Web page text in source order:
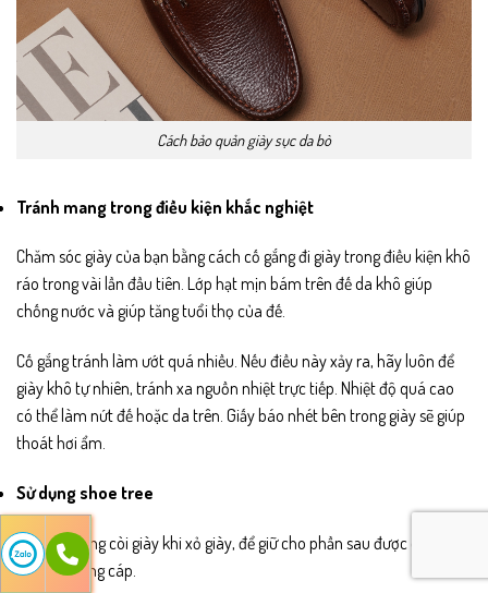
Cách bảo quản giày sục da bò
Tránh mang trong điều kiện khắc nghiệt
Chăm sóc giày của bạn bằng cách cố gắng đi giày trong điều kiện khô
ráo trong vài lần đầu tiên. Lớp hạt mịn bám trên đế da khô giúp
chống nước và giúp tăng tuổi thọ của đế.
Cố gắng tránh làm ướt quá nhiều. Nếu điều này xảy ra, hãy luôn để
giày khô tự nhiên, tránh xa nguồn nhiệt trực tiếp. Nhiệt độ quá cao
có thể làm nứt đế hoặc da trên. Giấy báo nhét bên trong giày sẽ giúp
thoát hơi ẩm.
Sử dụng shoe tree
Luôn sử dụng còi giày khi xỏ giày, để giữ cho phần sau được chắc
chắn và cứng cáp.